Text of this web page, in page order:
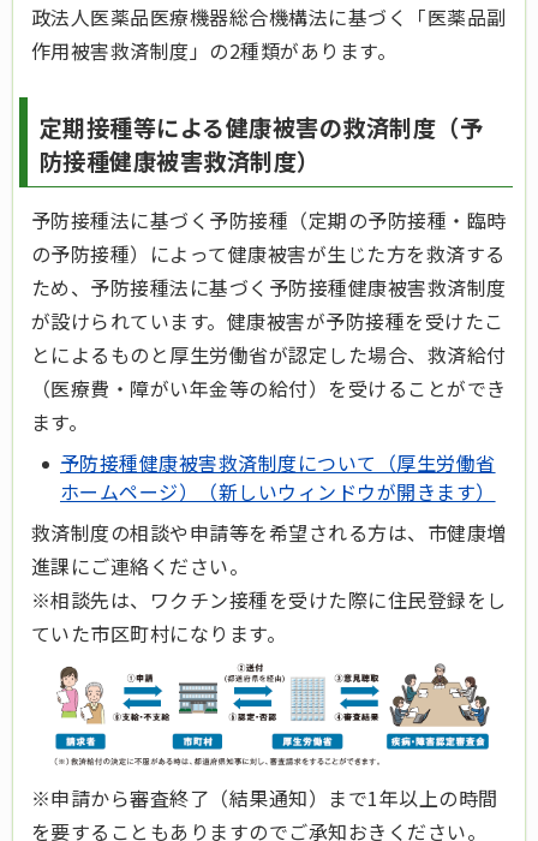
政法人医薬品医療機器総合機構法に基づく「医薬品副
作用被害救済制度」の2種類があります。
定期接種等による健康被害の救済制度（予
防接種健康被害救済制度）
予防接種法に基づく予防接種（定期の予防接種・臨時
の予防接種）によって健康被害が生じた方を救済する
ため、予防接種法に基づく予防接種健康被害救済制度
が設けられています。健康被害が予防接種を受けたこ
とによるものと厚生労働省が認定した場合、救済給付
（医療費・障がい年金等の給付）を受けることができ
ます。
予防接種健康被害救済制度について（厚生労働省
ホームページ）（新しいウィンドウが開きます）
救済制度の相談や申請等を希望される方は、市健康増
進課にご連絡ください。
※相談先は、ワクチン接種を受けた際に住民登録をし
ていた市区町村になります。
※申請から審査終了（結果通知）まで1年以上の時間
を要することもありますのでご承知おきください。